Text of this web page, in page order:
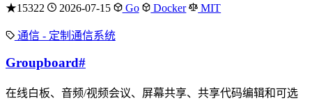
★15322 2026-07-15 Go Docker MIT
通信 - 定制通信系统
Groupboard#
在线白板、音频/视频会议、屏幕共享、共享代码编辑和可选